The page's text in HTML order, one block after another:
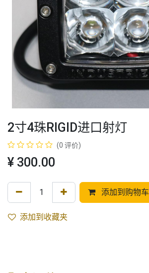
2寸4珠RIGID进口射灯
(0 评价)
¥ 300.00
添加到购物车
添加到收藏夹